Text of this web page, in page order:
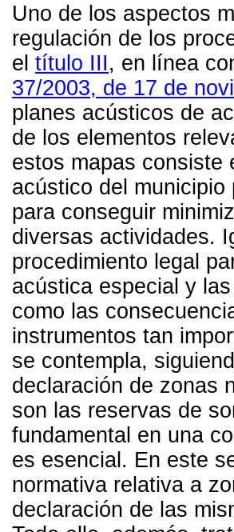
Uno de los aspectos
regulación de los
el título III, en línea
37/2003, de 17 de
planes acústicos de
de los elementos
estos mapas consiste
acústico del
para conseguir
diversas actividades.
procedimiento legal
acústica especial y
como las
instrumentos tan
se contempla,
declaración de zonas
son las reservas de
fundamental en una
es esencial. En este
normativa relativa a
declaración de las